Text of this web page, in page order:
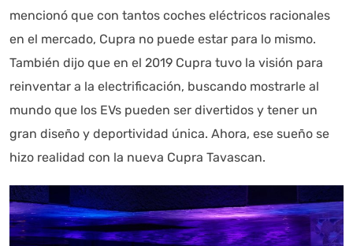
mencionó que con tantos coches eléctricos racionales
en el mercado, Cupra no puede estar para lo mismo.
También dijo que en el 2019 Cupra tuvo la visión para
reinventar a la electrificación, buscando mostrarle al
mundo que los EVs pueden ser divertidos y tener un
gran diseño y deportividad única. Ahora, ese sueño se
hizo realidad con la nueva Cupra Tavascan.